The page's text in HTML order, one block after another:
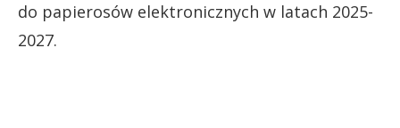
do papierosów elektronicznych w latach 2025-
2027.